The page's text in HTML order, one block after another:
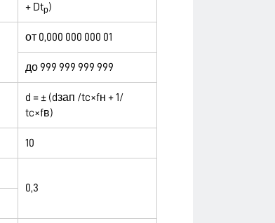
+ Dtр)
от 0,000 000 000 01
до 999 999 999 999
d = ± (dзап /tc×fн + 1/
tc×fв)
10
0,3